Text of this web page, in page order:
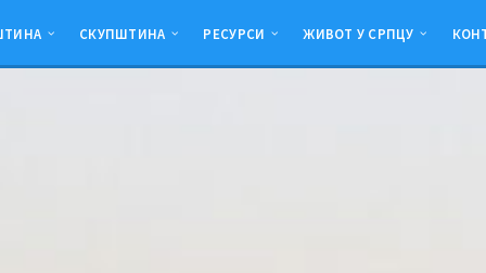
СКУПШТИНА РЕСУРСИ ЖИВОТ У СРПЦУ